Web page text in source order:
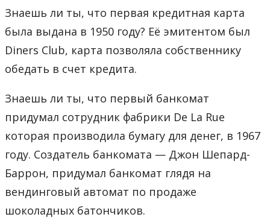
Знаешь ли ты, что первая кредитная карта
была выдана в 1950 году? Её эмитентом был
Diners Club, карта позволяла собственнику
обедать в счет кредита.
Знаешь ли ты, что первый банкомат
придумал сотрудник фабрики De La Rue
которая производила бумагу для денег, в 1967
году. Создатель банкомата — Джон Шепард-
Баррон, придумал банкомат глядя на
вендинговый автомат по продаже
шоколадных батончиков.